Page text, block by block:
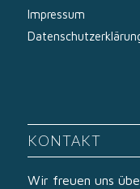
Impressum
KONTAKT
Wir freuen uns